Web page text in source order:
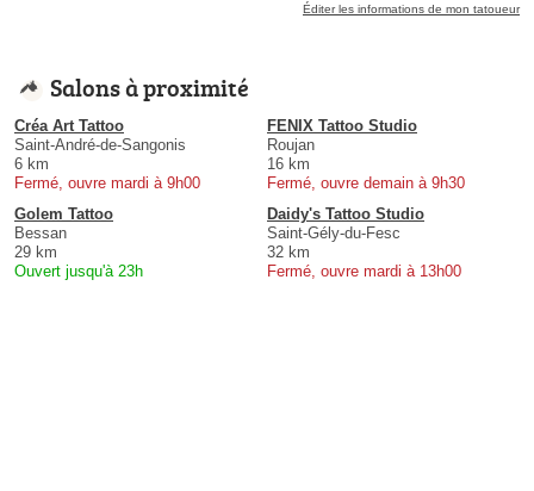
Éditer les informations de mon tatoueur
Salons à proximité
Créa Art Tattoo
Saint-André-de-Sangonis
6 km
Fermé, ouvre mardi à 9h00
FENIX Tattoo Studio
Roujan
16 km
Fermé, ouvre demain à 9h30
Golem Tattoo
Bessan
29 km
Ouvert jusqu'à 23h
Daidy's Tattoo Studio
Saint-Gély-du-Fesc
32 km
Fermé, ouvre mardi à 13h00